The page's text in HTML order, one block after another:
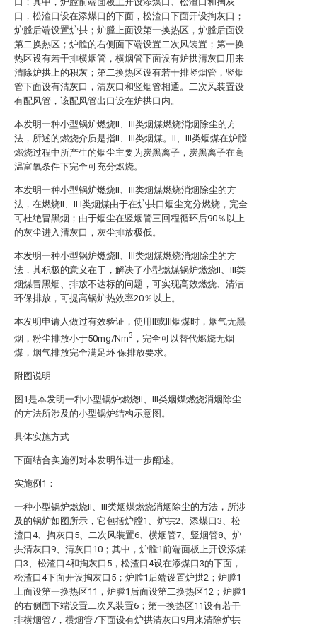
口，松渣口设在添煤口的下面，松渣口下面开设掏灰口；
炉膛后端设置炉拱；炉膛上面设第一换热区，炉膛后面设
第二换热区；炉膛的右侧面下端设置二次风装置；第一换
热区设有若干排横烟管，横烟管下面设有炉拱清灰口用来
清除炉拱上的积灰；第二换热区设有若干排竖烟管，竖烟
管下面设有清灰口，清灰口和竖烟管相通。二次风装置设
有配风管，该配风管出口设在炉拱口内。
本发明一种小型锅炉燃烧II、III类烟煤燃烧消烟除尘的方
法，所述的燃烧介质是指II、III类烟煤。II、III类烟煤在炉膛
燃烧过程中所产生的烟尘主要为炭黑离子，炭黑离子在高
温富氧条件下完全可充分燃烧。
本发明一种小型锅炉燃烧II、III类烟煤燃烧消烟除尘的方
法，在燃烧II、II I类烟煤由于在炉拱口烟尘充分燃烧，完全
可杜绝冒黑烟；由于烟尘在竖烟管三回程循环后90％以上
的灰尘进入清灰口，灰尘排放极低。
本发明一种小型锅炉燃烧II、III类烟煤燃烧消烟除尘的方
法，其积极的意义在于，解决了小型燃煤锅炉燃烧II、III类
烟煤冒黑烟、排放不达标的问题，可实现高效燃烧、清洁
环保排放，可提高锅炉热效率20％以上。
本发明申请人做过有效验证，使用II或III烟煤时，烟气无黑
烟，粉尘排放小于50mg/Nm3 ，完全可以替代燃烧无烟
煤，烟气排放完全满足环 保排放要求。
附图说明
图1是本发明一种小型锅炉燃烧II、III类烟煤燃烧消烟除尘
的方法所涉及的小型锅炉结构示意图。
具体实施方式
下面结合实施例对本发明作进一步阐述。
实施例1：
一种小型锅炉燃烧II、III类烟煤燃烧消烟除尘的方法，所涉
及的锅炉如图所示，它包括炉膛1、炉拱2、添煤口3、松
渣口4、掏灰口5、二次风装置6、横烟管7、竖烟管8、炉
拱清灰口9、清灰口10；其中，炉膛1前端面板上开设添煤
口3、松渣口4和掏灰口5，松渣口4设在添煤口3的下面，
松渣口4下面开设掏灰口5；炉膛1后端设置炉拱2；炉膛1
上面设第一换热区11，炉膛1后面设第二换热区12；炉膛1
的右侧面下端设置二次风装置6；第一换热区11设有若干
排横烟管7，横烟管7下面设有炉拱清灰口9用来清除炉拱